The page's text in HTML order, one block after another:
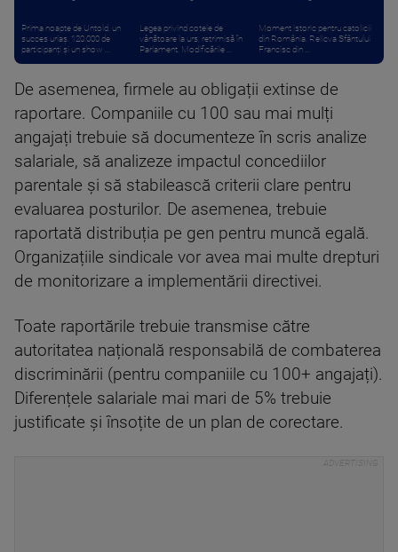
Prima noapte de Untold, un
succes uriaș. 120.000 de
participanți și un show ...
Legea privind cotele de
vânătoare la urs, retrimisă în
Parlament. Modificările ...
Moment istoric pentru catolicii
din România. Relicva Sfântului
Francisc din ...
De asemenea, firmele au obligații extinse de
raportare. Companiile cu 100 sau mai mulți
angajați trebuie să documenteze în scris analize
salariale, să analizeze impactul concediilor
parentale și să stabilească criterii clare pentru
evaluarea posturilor. De asemenea, trebuie
raportată distribuția pe gen pentru muncă egală.
Organizațiile sindicale vor avea mai multe drepturi
de monitorizare a implementării directivei.
Toate raportările trebuie transmise către
autoritatea națională responsabilă de combaterea
discriminării (pentru companiile cu 100+ angajați).
Diferențele salariale mai mari de 5% trebuie
justificate și însoțite de un plan de corectare.